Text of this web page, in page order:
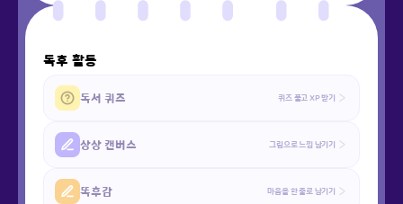
독후 활동
독서 퀴즈 퀴즈 풀고 XP 받기
상상 캔버스 그림으로 느낌 남기기
똑후감 마음을 한 줄로 남기기